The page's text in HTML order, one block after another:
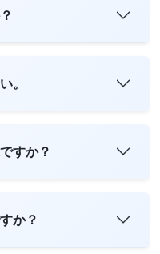
。
すか？
か？